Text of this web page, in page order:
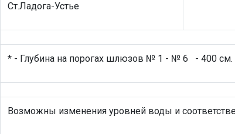
Ст.Ладога-Устье
* - Глубина на порогах шлюзов № 1 - № 6 - 400 см.
Возможны изменения уровней воды и